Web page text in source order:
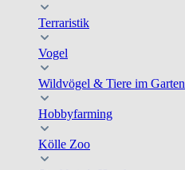
Terraristik
Vogel
Wildvögel & Tiere im Garten
Hobbyfarming
Kölle Zoo